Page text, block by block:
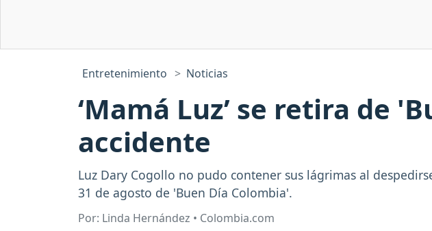
Entretenimiento Noticias
‘Mamá Luz’ se retira de
accidente
Luz Dary Cogollo no pudo contener sus lágrimas al
31 de agosto de 'Buen Día Colombia'.
Por: Linda Hernández • Colombia.com